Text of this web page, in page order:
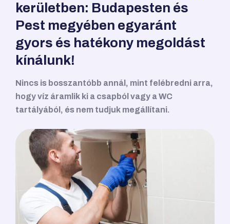
kerületben: Budapesten és
Pest megyében egyaránt
gyors és hatékony megoldást
kínálunk!
Nincs is bosszantóbb annál, mint felébredni arra,
hogy víz áramlik ki a csapból vagy a WC
tartályából, és nem tudjuk megállítani.